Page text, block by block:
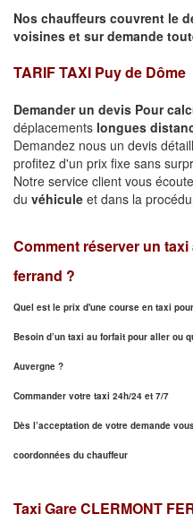
Nos chauffeurs couvrent le
voisines et sur demande
TARIF TAXI Puy de Dôme
Demander un devis Pour
déplacements longues
Demandez nous un devis
profitez d'un prix fixe sans
Notre service client vous
du véhicule et dans la
Comment réserver un taxi
ferrand ?
Quel est le prix d'une course en taxi
Besoin d’un taxi au forfait pour aller ou
Auvergne ?
Commander votre taxi 24h/24 et 7/7
Dès l’acceptation de votre demande
coordonnées du chauffeur
Taxi GareCLERMONT